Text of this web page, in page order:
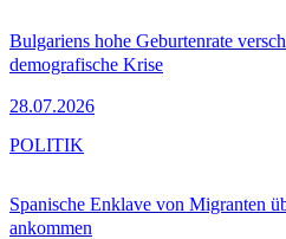
Bulgariens hohe Geburtenrate
demografische Krise
28.07.2026
Spanische Enklave von Migranten
ankommen
POLITIK